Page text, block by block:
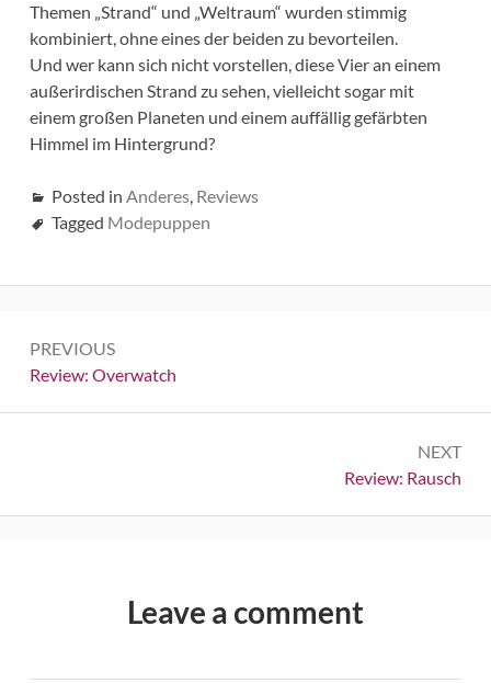
Themen „Strand“ und „Weltraum“ wurden stimmig
kombiniert, ohne eines der beiden zu bevorteilen.
Und wer kann sich nicht vorstellen, diese Vier an einem
außerirdischen Strand zu sehen, vielleicht sogar mit
einem großen Planeten und einem auffällig gefärbten
Himmel im Hintergrund?
Posted in Anderes, Reviews
Tagged Modepuppen
Navigation
PREVIOUS
Previous:
Review: Overwatch
NEXT
Next:
Review: Rausch
Leave a comment